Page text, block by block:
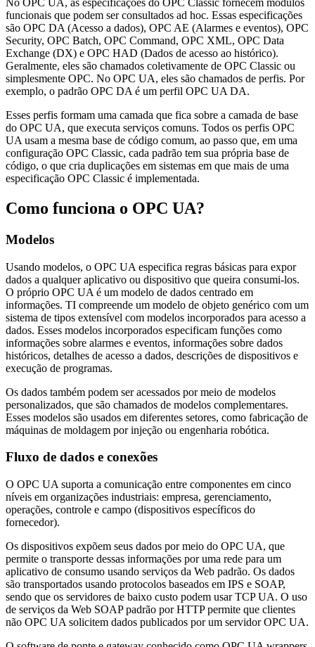
No OPC UA, as especificações do OPC Classic fornecem módulos
funcionais que podem ser consultados ad hoc. Essas especificações
são OPC DA (Acesso a dados), OPC AE (Alarmes e eventos), OPC
Security, OPC Batch, OPC Command, OPC XML, OPC Data
Exchange (DX) e OPC HAD (Dados de acesso ao histórico).
Geralmente, eles são chamados coletivamente de OPC Classic ou
simplesmente OPC. No OPC UA, eles são chamados de perfis. Por
exemplo, o padrão OPC DA é um perfil OPC UA DA.
Esses perfis formam uma camada que fica sobre a camada de base
do OPC UA, que executa serviços comuns. Todos os perfis OPC
UA usam a mesma base de código comum, ao passo que, em uma
configuração OPC Classic, cada padrão tem sua própria base de
código, o que cria duplicações em sistemas em que mais de uma
especificação OPC Classic é implementada.
Como funciona o OPC UA?
Modelos
Usando modelos, o OPC UA especifica regras básicas para expor
dados a qualquer aplicativo ou dispositivo que queira consumi-los.
O próprio OPC UA é um modelo de dados centrado em
informações. TI compreende um modelo de objeto genérico com um
sistema de tipos extensível com modelos incorporados para acesso a
dados. Esses modelos incorporados especificam funções como
informações sobre alarmes e eventos, informações sobre dados
históricos, detalhes de acesso a dados, descrições de dispositivos e
execução de programas.
Os dados também podem ser acessados por meio de modelos
personalizados, que são chamados de modelos complementares.
Esses modelos são usados em diferentes setores, como fabricação de
máquinas de moldagem por injeção ou engenharia robótica.
Fluxo de dados e conexões
O OPC UA suporta a comunicação entre componentes em cinco
níveis em organizações industriais: empresa, gerenciamento,
operações, controle e campo (dispositivos específicos do
fornecedor).
Os dispositivos expõem seus dados por meio do OPC UA, que
permite o transporte dessas informações por uma rede para um
aplicativo de consumo usando serviços da Web padrão. Os dados
são transportados usando protocolos baseados em IPS e SOAP,
sendo que os servidores de baixo custo podem usar TCP UA. O uso
de serviços da Web SOAP padrão por HTTP permite que clientes
não OPC UA solicitem dados publicados por um servidor OPC UA.